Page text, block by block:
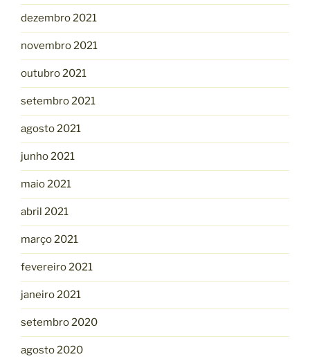
dezembro 2021
novembro 2021
outubro 2021
setembro 2021
agosto 2021
junho 2021
maio 2021
abril 2021
março 2021
fevereiro 2021
janeiro 2021
setembro 2020
agosto 2020